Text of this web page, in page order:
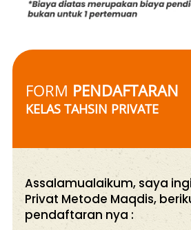
FORM PENDAFTARAN
KELAS TAHSIN PRIVATE
Assalamualaikum, saya
Privat Metode Maqdis,
pendaftaran nya :